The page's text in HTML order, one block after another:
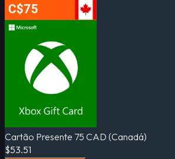
Cartão Presente 75 CAD (Canadá)
$53.51